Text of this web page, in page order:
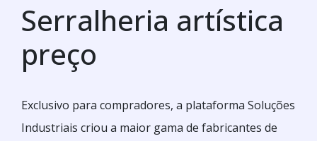
Serralheria artística
preço
Exclusivo para compradores, a plataforma Soluções
Industriais criou a maior gama de fabricantes de